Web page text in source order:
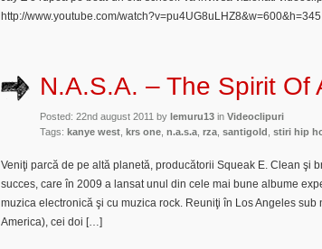
http://www.youtube.com/
N.A.S.A. – The Spirit Of
Posted: 22nd august 2011 by lemuru13 in Videoclipuri
Tags: kanye west krs one n.a.s.a rza santigold stiri hip
Veniţi parcă de pe altă planetă, producătorii Squeak E. Clean şi
succes, care în 2009 a lansat unul din cele mai bune albume
muzica electronică şi cu muzica rock. Reuniţi în Los Angeles sub
America), cei doi […]